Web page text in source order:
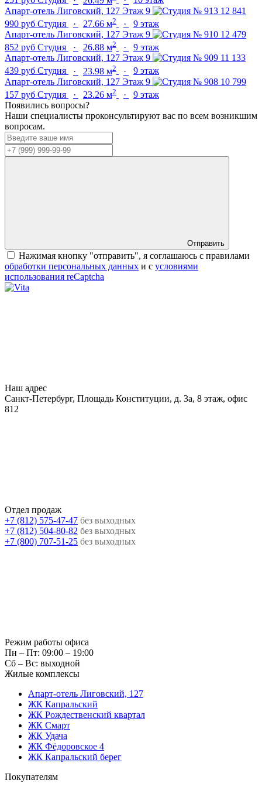
Апарт-отель Лиговский, 127 Этаж 9
12 841
990 руб Студия · 27.66 м2 ·
9 этаж
Апарт-отель Лиговский, 127 Этаж 9
12 479
852 руб Студия · 26.88 м2 ·
9 этаж
Апарт-отель Лиговский, 127 Этаж 9
11 133
439 руб Студия · 23.98 м2 ·
9 этаж
Апарт-отель Лиговский, 127 Этаж 9
10 799
157 руб Студия · 23.26 м2 ·
9 этаж
Появились вопросы?
Наши специалисты проконсультируют вас по всем возникшим
вопросам.
Отправить
Нажимая кнопку "отправить", я соглашаюсь с правилами
обработки персональных данных и с условиями
использования reCaptcha
Наш адрес
Санкт-Петербург, Площадь Конституции, д. 3а, 8 этаж, офис
812
Отдел продаж
+7 (812) 575-47-47 без выходных
+7 (812) 504-80-82 без выходных
+7 (800) 707-51-25 без выходных
Режим работы офиса
Пн – Пт: 09:00 – 19:00
Сб – Вс: выходной
Жилые комплексы
Апарт-отель Лиговский, 127
ЖК Капральский
ЖК Рождественский квартал
ЖК Смарт
ЖК Удача
ЖК Фёдоровское 4
ЖК Капральский берег
Покупателям